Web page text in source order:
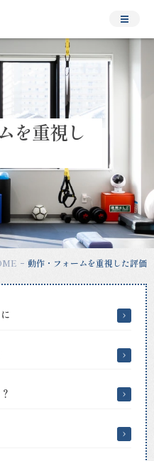
を重視し
動作・フォームを重視した評価